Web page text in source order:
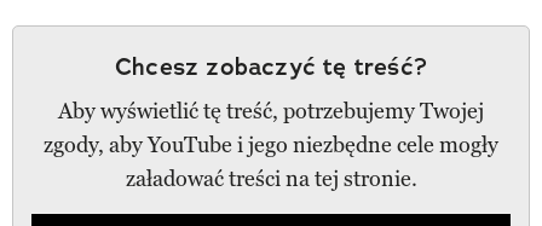
Chcesz zobaczyć tę treść?
Aby wyświetlić tę treść, potrzebujemy Twojej
zgody, aby YouTube i jego niezbędne cele mogły
załadować treści na tej stronie.